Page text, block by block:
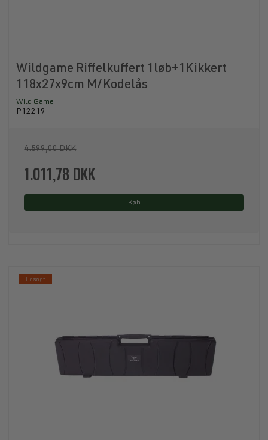
Wildgame Riffelkuffert 1løb+1Kikkert
118x27x9cm M/Kodelås
Wild Game
P12219
4.599,00 DKK
1.011,78 DKK
Køb
Udsolgt